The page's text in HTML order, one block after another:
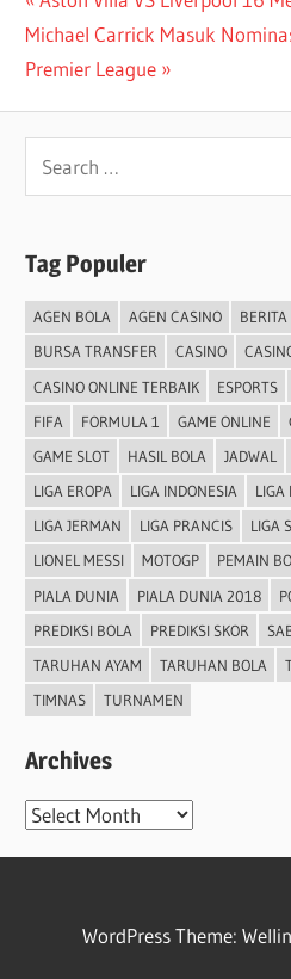
navigation
Post:
Next
Post:
Michael Carrick Masuk
Premier League
Search
for:
Tag Populer
AGEN BOLA AGEN CASINO BERITA
BURSA TRANSFER
CASINO
CASINO ONLINE TERBAIK
ESPORTS
FIFA
FORMULA 1 GAME ONLINE
GAME SLOT
HASIL BOLA JADWAL
LIGA EROPA
LIGA INDONESIA LIGA
LIGA JERMAN
LIGA PRANCIS LIGA
LIONEL MESSI
MOTOGP PEMAIN
PIALA DUNIA
PIALA DUNIA 2018
PREDIKSI BOLA
PREDIKSI SKOR
TARUHAN AYAM
TARUHAN BOLA
TIMNAS
TURNAMEN
Archives
Archives
WordPress Theme: